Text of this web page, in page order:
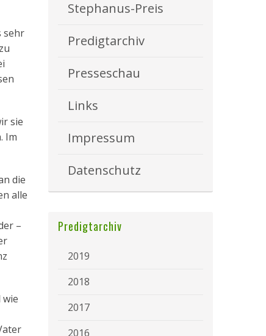
sehr
sie
Im
die
alle
–
Stephanus-Preis
Predigtarchiv
Presseschau
Links
Impressum
Datenschutz
Predigtarchiv
2019
2018
2017
2016